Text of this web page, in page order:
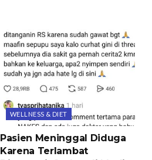
WELLNESS & DIET
Pasien Meninggal Diduga
Karena Terlambat